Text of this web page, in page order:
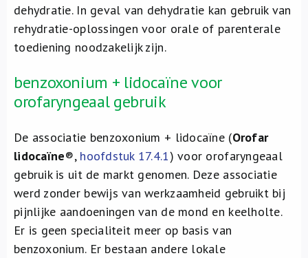
dehydratie. In geval van dehydratie kan gebruik van
rehydratie-oplossingen voor orale of parenterale
toediening noodzakelijk zijn.
benzoxonium + lidocaïne voor
orofaryngeaal gebruik
De associatie benzoxonium + lidocaïne (Orofar
lidocaïne®, hoofdstuk 17.4.1) voor orofaryngeaal
gebruik is uit de markt genomen. Deze associatie
werd zonder bewijs van werkzaamheid gebruikt bij
pijnlijke aandoeningen van de mond en keelholte.
Er is geen specialiteit meer op basis van
benzoxonium. Er bestaan andere lokale